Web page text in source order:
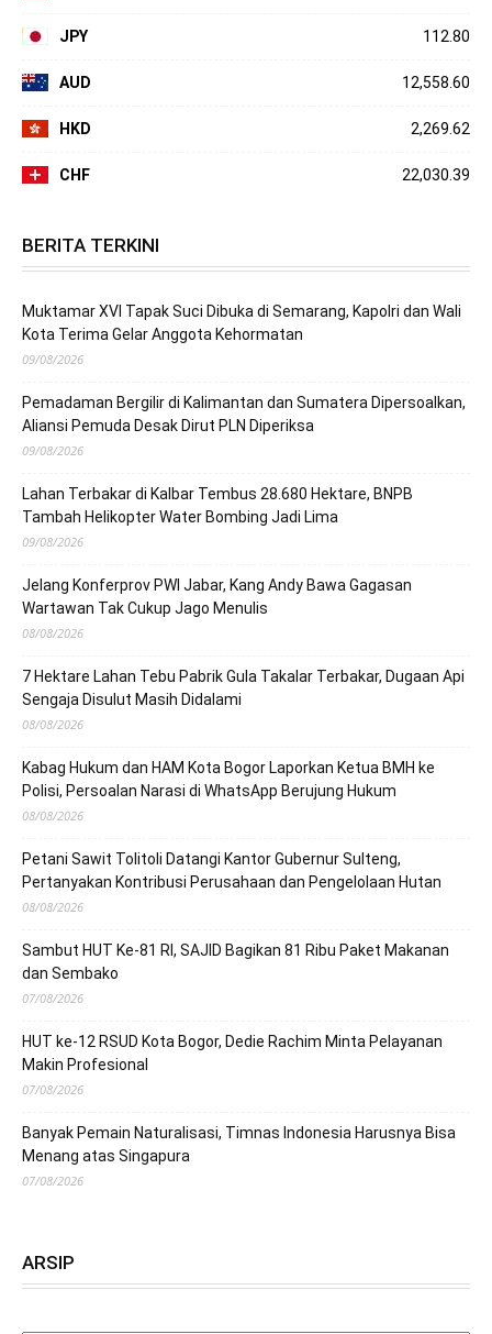
JPY 112.80
AUD 12,558.60
HKD 2,269.62
CHF 22,030.39
BERITA TERKINI
Muktamar XVI Tapak Suci Dibuka di Semarang, Kapolri dan Wali
Kota Terima Gelar Anggota Kehormatan
09/08/2026
Pemadaman Bergilir di Kalimantan dan Sumatera Dipersoalkan,
Aliansi Pemuda Desak Dirut PLN Diperiksa
09/08/2026
Lahan Terbakar di Kalbar Tembus 28.680 Hektare, BNPB
Tambah Helikopter Water Bombing Jadi Lima
09/08/2026
Jelang Konferprov PWI Jabar, Kang Andy Bawa Gagasan
Wartawan Tak Cukup Jago Menulis
08/08/2026
7 Hektare Lahan Tebu Pabrik Gula Takalar Terbakar, Dugaan Api
Sengaja Disulut Masih Didalami
08/08/2026
Kabag Hukum dan HAM Kota Bogor Laporkan Ketua BMH ke
Polisi, Persoalan Narasi di WhatsApp Berujung Hukum
08/08/2026
Petani Sawit Tolitoli Datangi Kantor Gubernur Sulteng,
Pertanyakan Kontribusi Perusahaan dan Pengelolaan Hutan
08/08/2026
Sambut HUT Ke-81 RI, SAJID Bagikan 81 Ribu Paket Makanan
dan Sembako
07/08/2026
HUT ke-12 RSUD Kota Bogor, Dedie Rachim Minta Pelayanan
Makin Profesional
07/08/2026
Banyak Pemain Naturalisasi, Timnas Indonesia Harusnya Bisa
Menang atas Singapura
07/08/2026
ARSIP
ARSIP